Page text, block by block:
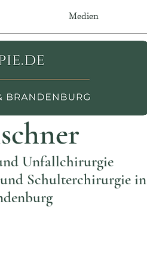
Medien
Unfallchirurgie
Schulterchirurgie in